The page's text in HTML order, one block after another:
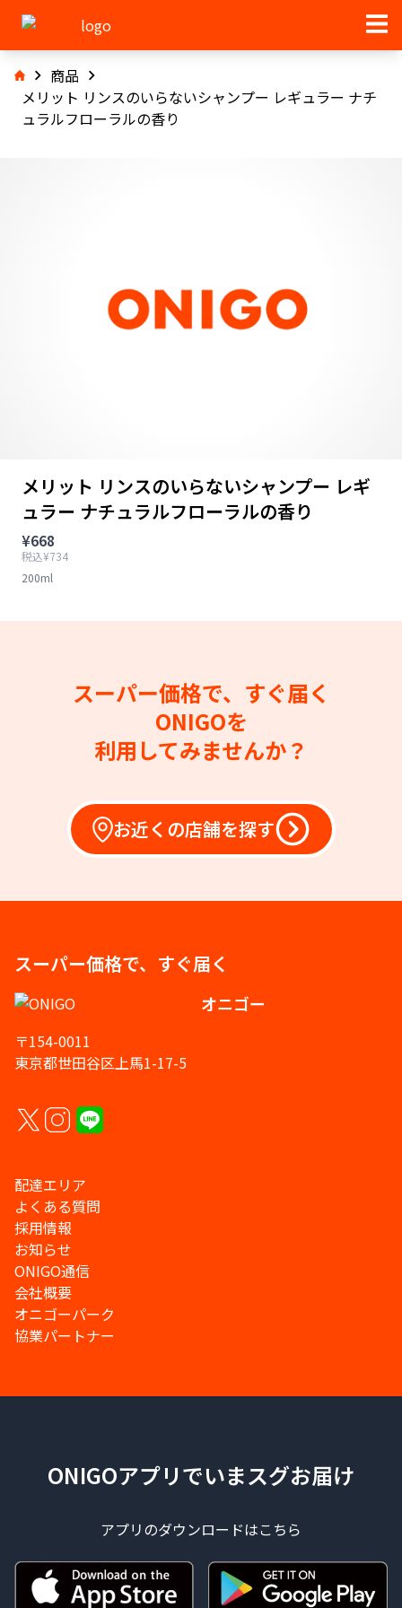
商品
メリット リンスのいらないシャンプー レギュラー ナチ
ュラルフローラルの香り
メリット リンスのいらないシャンプー レギ
ュラー ナチュラルフローラルの香り
¥668
税込¥734
200ml
スーパー価格で、すぐ届く
ONIGOを
利用してみませんか？
お近くの店舗を探す
スーパー価格で、すぐ届く
オニゴー
〒154-0011
東京都世田谷区上馬1-17-5
配達エリア
よくある質問
採用情報
お知らせ
ONIGO通信
会社概要
オニゴーパーク
協業パートナー
ONIGOアプリでいまスグお届け
アプリのダウンロードはこちら